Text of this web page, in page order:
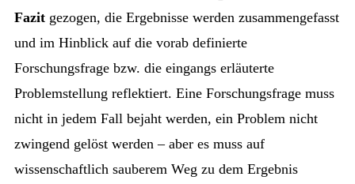
Fazit gezogen, die Ergebnisse werden zusammengefasst
und im Hinblick auf die vorab definierte
Forschungsfrage bzw. die eingangs erläuterte
Problemstellung reflektiert. Eine Forschungsfrage muss
nicht in jedem Fall bejaht werden, ein Problem nicht
zwingend gelöst werden – aber es muss auf
wissenschaftlich sauberem Weg zu dem Ergebnis